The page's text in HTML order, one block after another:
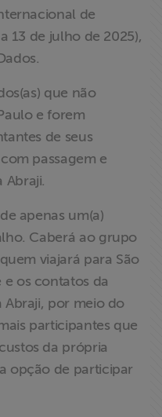
de
13 de julho de 2025),
que não
e forem
de seus
passagem e
Abraji.
apenas um(a)
Caberá ao grupo
viajará para São
os contatos da
Abraji, por meio do
participantes que
da própria
opção de participar